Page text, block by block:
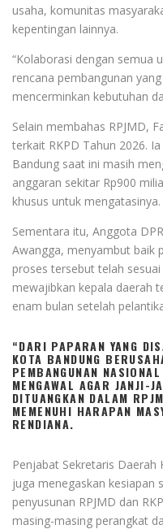
usaha, komunitas
kepentingan lainnya.
“Kolaborasi dengan semua
rencana pembangunan
mencerminkan kebutuhan
Selain membahas RPJMD,
terkait RKPD Tahun 2026.
Bandung saat ini masih
anggaran sekitar Rp900
khusus untuk mengatasinya.
Sementara itu, Anggota
Awangga, menyambut baik
proses tersebut telah
mewajibkan kepala daerah
enam bulan setelah
“DARI PAPARAN YANG
KOTA BANDUNG
PEMBANGUNAN
MENGAWAL AGAR JANJI-
DITUANGKAN DALAM
MEMENUHI HARAPAN
RENDIANA.
Penjabat Sekretaris Daerah
juga menegaskan kesiapan
penyusunan RPJMD dan
masing-masing perangkat